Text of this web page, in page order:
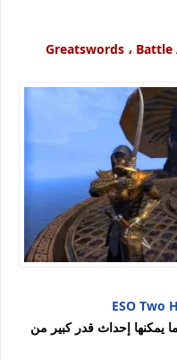
ESO Two
يمكنها إحداث قدر كبير من